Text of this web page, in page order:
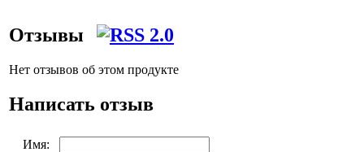
Отзывы
Нет отзывов об этом продукте
Написать отзыв
Имя: